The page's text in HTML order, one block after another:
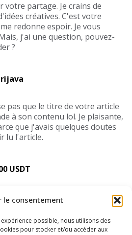
le consentement
possible, nous utilisons des
pour stocker et/ou accéder aux
votre partage. Je crains de
créatives. C'est votre
redonne espoir. Je vous
j'ai une question, pouvez-
?
pas que le titre de votre article
à son contenu lol. Je plaisante,
que j'avais quelques doutes
lu l'article.
USDT
votre partage. J'ai lu beaucoup
de blog, cool, votre blog est